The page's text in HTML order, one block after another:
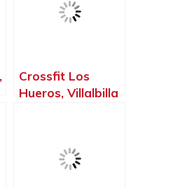
Crossfit Los
Hueros, Villalbilla